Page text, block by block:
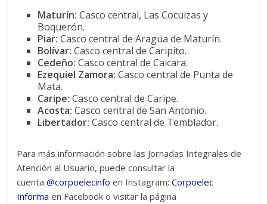
Maturín:Casco central, Las Cocuizas y
Boquerón.
Piar:Casco central de Aragua de Maturín.
Bolívar: Casco central de Caripito.
Cedeño: Casco central de Caicara.
Ezequiel Zamora:Casco central de Punta de
Mata.
Caripe:Casco central de Caripe.
Acosta:Casco central de San Antonio.
Libertador: Casco central de Temblador.
Para más información sobre las Jornadas Integrales de
Atención al Usuario, puede consultar la
cuenta@corpoelecinfoen Instagram;Corpoelec
Informaen Facebook o visitar la página